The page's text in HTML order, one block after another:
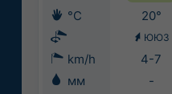
°C
20°
ЮЮЗ
km/h 4-7
мм
-